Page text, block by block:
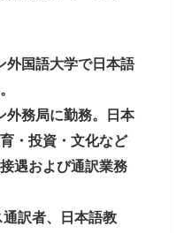
外国語大学で日本語
外務局に勤務。日本
・投資・文化など
遇および通訳業務
訳者、日本語教